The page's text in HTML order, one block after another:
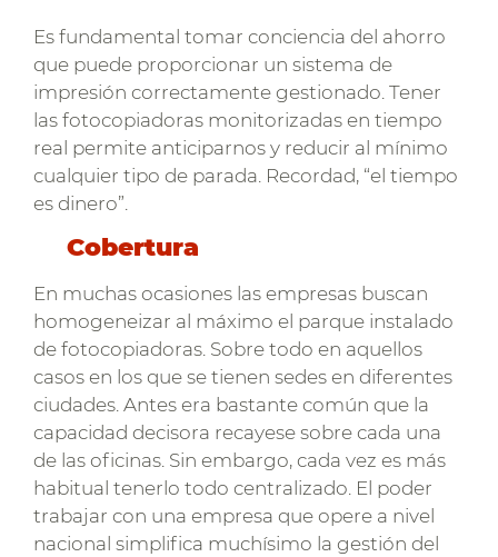
Es fundamental tomar conciencia del ahorro
que puede proporcionar un sistema de
impresión correctamente gestionado. Tener
las fotocopiadoras monitorizadas en tiempo
real permite anticiparnos y reducir al mínimo
cualquier tipo de parada. Recordad, “el tiempo
es dinero”.
Cobertura
En muchas ocasiones las empresas buscan
homogeneizar al máximo el parque instalado
de fotocopiadoras. Sobre todo en aquellos
casos en los que se tienen sedes en diferentes
ciudades. Antes era bastante común que la
capacidad decisora recayese sobre cada una
de las oficinas. Sin embargo, cada vez es más
habitual tenerlo todo centralizado. El poder
trabajar con una empresa que opere a nivel
nacional simplifica muchísimo la gestión del